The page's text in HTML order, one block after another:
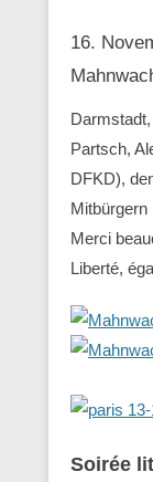
16.
Partsch,
‪‎DFKD),
Mitbürgern
Merci
Liberté,
Soirée